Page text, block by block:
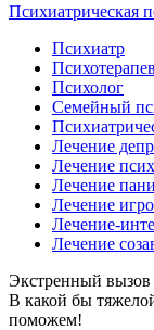
Психиатрическая
Психиатр
Психолог
Семейный
Лечение
Лечение
Лечение
Лечение
Лечение-
Лечение
Экстренный вызов
В какой бы
поможем!